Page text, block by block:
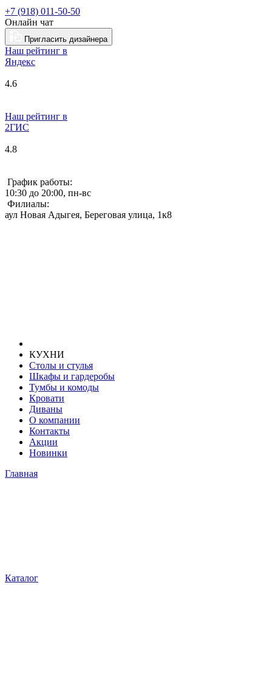
+7 (918) 011-50-50
Онлайн чат
Пригласить дизайнера
Наш рейтинг в
Яндекс
4.6
Наш рейтинг в
2ГИС
4.8
График работы:
10:30 до 20:00, пн-вс
Филиалы:
аул Новая Адыгея, Береговая улица, 1к8
КУХНИ
Столы и стулья
Шкафы и гардеробы
Тумбы и комоды
Кровати
Диваны
О компании
Контакты
Акции
Новинки
Главная
Каталог